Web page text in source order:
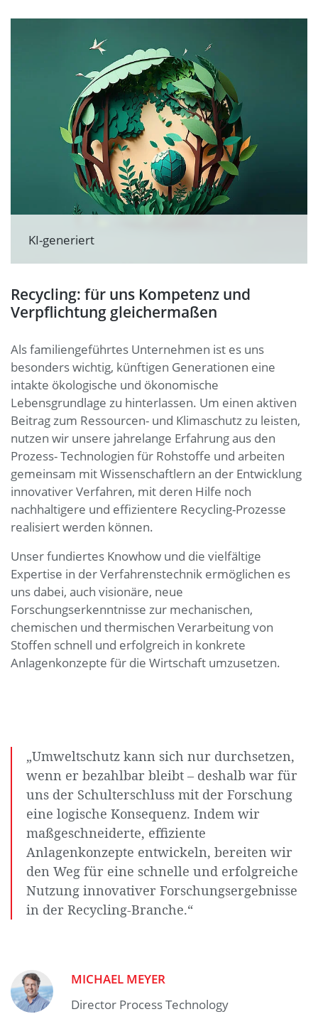
KI-generiert
Recycling: für uns Kompetenz und
Verpflichtung gleichermaßen
Als familiengeführtes Unternehmen ist es uns
besonders wichtig, künftigen Generationen eine
intakte ökologische und ökonomische
Lebensgrundlage zu hinterlassen. Um einen aktiven
Beitrag zum Ressourcen- und Klimaschutz zu leisten,
nutzen wir unsere jahrelange Erfahrung aus den
Prozess- Technologien für Rohstoffe und arbeiten
gemeinsam mit Wissenschaftlern an der Entwicklung
innovativer Verfahren, mit deren Hilfe noch
nachhaltigere und effizientere Recycling-Prozesse
realisiert werden können.
Unser fundiertes Knowhow und die vielfältige
Expertise in der Verfahrenstechnik ermöglichen es
uns dabei, auch visionäre, neue
Forschungserkenntnisse zur mechanischen,
chemischen und thermischen Verarbeitung von
Stoffen schnell und erfolgreich in konkrete
Anlagenkonzepte für die Wirtschaft umzusetzen.
„Umweltschutz kann sich nur durchsetzen,
wenn er bezahlbar bleibt – deshalb war für
uns der Schulterschluss mit der Forschung
eine logische Konsequenz. Indem wir
maßgeschneiderte, effiziente
Anlagenkonzepte entwickeln, bereiten wir
den Weg für eine schnelle und erfolgreiche
Nutzung innovativer Forschungsergebnisse
in der Recycling-Branche.“
MICHAEL MEYER
Director Process Technology